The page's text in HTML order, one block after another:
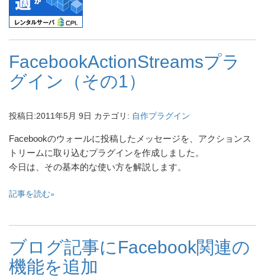
FacebookActionStreamsプラ
グイン（その1）
投稿日:2011年5月 9日 カテゴリ: 自作プラグイン
Facebookのウォールに投稿したメッセージを、アクションス
トリームに取り込むプラグインを作成しました。
今日は、その基本的な使い方を解説します。
記事を読む
ブログ記事にFacebook関連の
機能を追加